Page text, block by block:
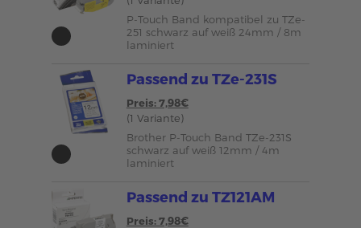
P-Touch Band kompatibel zu TZe-
251 schwarz auf weiß 24mm / 8m
laminiert
Passend zu TZe-231S
Preis: 7,98€
(1 Variante)
Brother P-Touch Band TZe-231S
schwarz auf weiß 12mm / 4m
laminiert
Passend zu TZ121AM
Preis: 7,98€